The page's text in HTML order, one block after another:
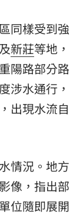
同樣受到強
新莊等地，
陽路部分路
涉水通行，
出現水流自
情況。地方
像，指出部
位隨即展開